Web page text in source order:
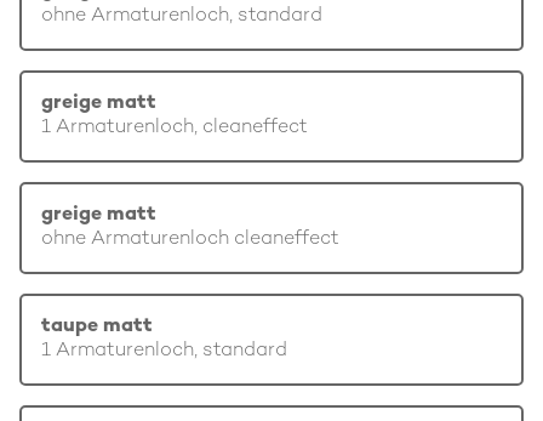
ohne Armaturenloch, standard
greige matt
1 Armaturenloch, cleaneffect
greige matt
ohne Armaturenloch cleaneffect
taupe matt
1 Armaturenloch, standard